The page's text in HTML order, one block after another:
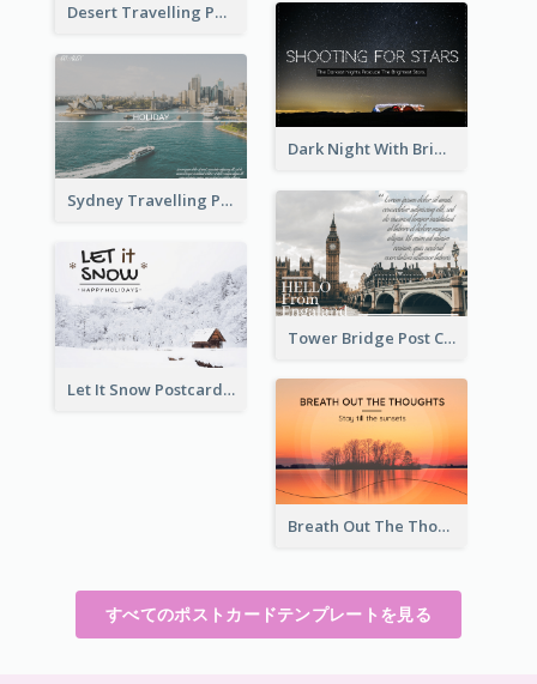
Desert Travelling Post Card With Pyramid
Dark Night With Bright Stars Post Card
Sydney Travelling Post Card
Tower Bridge Post Card
Let It Snow Postcard
Breath Out The Thoughts Post Card
すべてのポストカードテンプレートを見る